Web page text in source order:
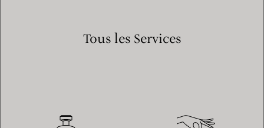
Tous les Services